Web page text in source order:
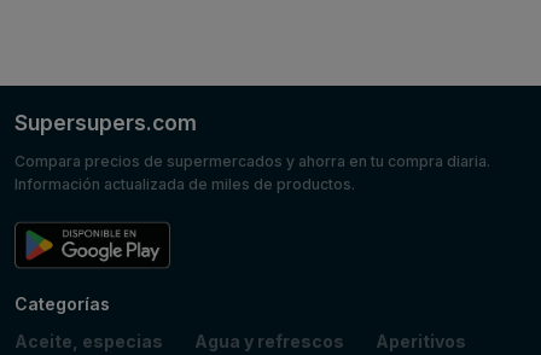
Supersupers.com
Compara precios de supermercados y ahorra en tu compra diaria.
Información actualizada de miles de productos.
Categorías
Aceite, especias
Agua y refrescos Aperitivos